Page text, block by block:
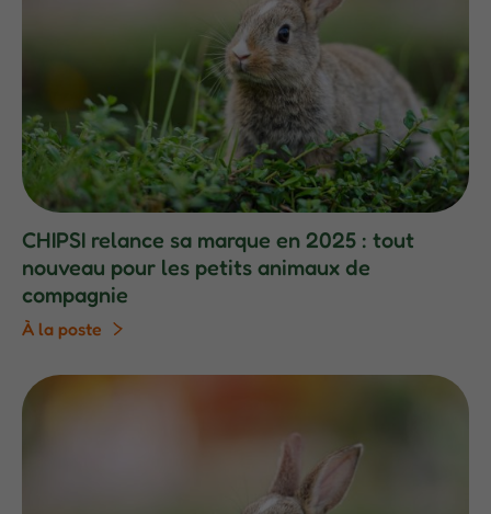
CHIPSI relance sa marque en 2025 : tout
nouveau pour les petits animaux de
compagnie
À la poste